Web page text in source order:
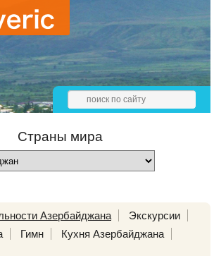
Страны мира
Азербайджана
Экскурсии
Гимн
Кухня Азербайджана